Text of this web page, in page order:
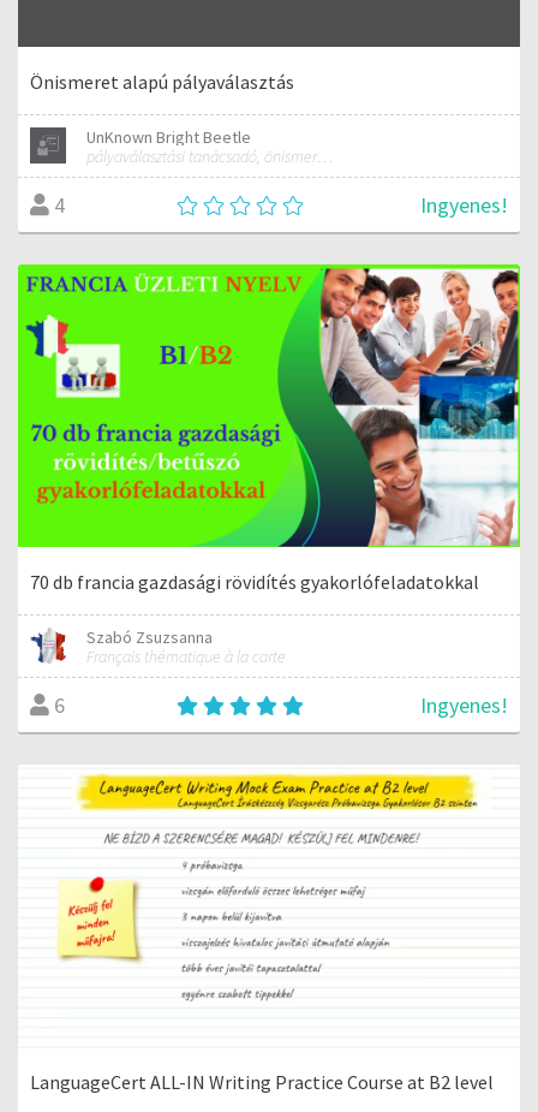
Önismeret alapú pályaválasztás
UnKnown Bright Beetle
pályaválasztási tanácsadó, önismereti tréner
4 Ingyenes!
70 db francia gazdasági rövidítés gyakorlófeladatokkal
Szabó Zsuzsanna
Français thématique à la carte
6 Ingyenes!
LanguageCert ALL-IN Writing Practice Course at B2 level